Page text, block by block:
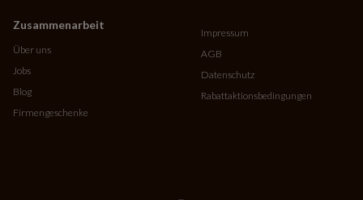
Zusammenarbeit
Über uns
Jobs
Blog
Firmengeschenke
Impressum
AGB
Datenschutz
Rabattaktionsbedingungen